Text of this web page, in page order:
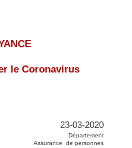
le Coronavirus
23-03-2020
Département
Assurance de personnes